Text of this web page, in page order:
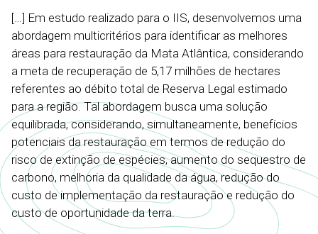
[…] Em estudo realizado para o IIS, desenvolvemos uma
abordagem multicritérios para identificar as melhores
áreas para restauração da Mata Atlântica, considerando
a meta de recuperação de 5,17 milhões de hectares
referentes ao débito total de Reserva Legal estimado
para a região. Tal abordagem busca uma solução
equilibrada, considerando, simultaneamente, benefícios
potenciais da restauração em termos de redução do
risco de extinção de espécies, aumento do sequestro de
carbono, melhoria da qualidade da água, redução do
custo de implementação da restauração e redução do
custo de oportunidade da terra.